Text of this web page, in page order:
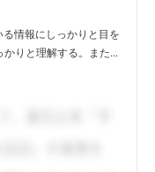
情報にしっかりと目を
りと理解する。また...